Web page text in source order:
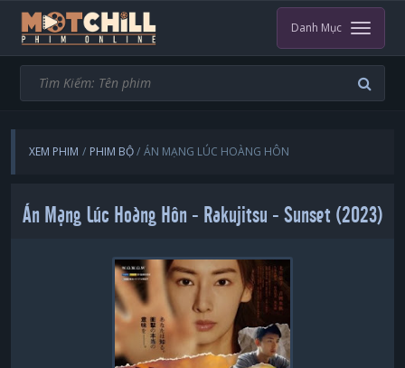
Danh Mục
XEM PHIM PHIM BỘ ÁN MẠNG LÚC HOÀNG HÔN
Án Mạng Lúc Hoàng Hôn - Rakujitsu - Sunset (2023)